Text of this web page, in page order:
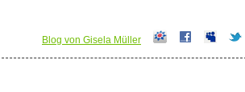
Blog von Gisela Müller